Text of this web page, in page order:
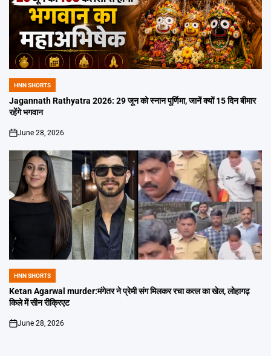
POSTED
IN
HNN SHORTS
Jagannath Rathyatra 2026: 29 जून को स्नान पूर्णिमा, जानें क्यों 15 दिन बीमार
रहेंगे भगवान
on
June 28, 2026
POSTED
IN
HNN SHORTS
Ketan Agarwal murder:मंगेतर ने प्रेमी संग मिलकर रचा कत्ल का खेल, लोहागढ़
किले में सीन रीक्रिएट
on
June 28, 2026